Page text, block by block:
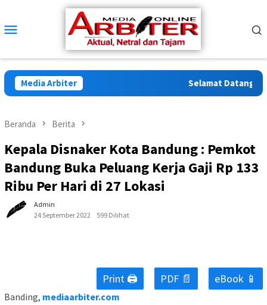
konten
Mobile
Media Arbiter Selamat Datang di
Beranda Berita
Kepala Disnaker Kota Bandung : Pemkot
Bandung Buka Peluang Kerja Gaji Rp 133
Ribu Per Hari di 27 Lokasi
Admin
24 September 2022
599 Dilihat
Print 🖨 PDF 📄 eBook 📱
Banding, mediaarbiter.com